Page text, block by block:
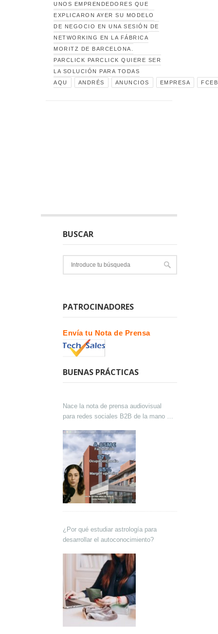
UNOS EMPRENDEDORES QUE
EXPLICARON AYER SU MODELO
DE NEGOCIO EN UNA SESIÓN DE
NETWORKING EN LA FÁBRICA
MORITZ DE BARCELONA.
PARCLICK PARCLICK QUIERE SER
LA SOLUCIÓN PARA TODAS
AQU
ANDRÉS ANUNCIOS EMPRESA
BUSCAR
PATROCINADORES
Envía tu Nota de Prensa
BUENAS PRÁCTICAS
Nace la nota de prensa audiovisual
para redes sociales B2B de la mano de
¿Por qué estudiar astrología para
desarrollar el autoconocimiento?